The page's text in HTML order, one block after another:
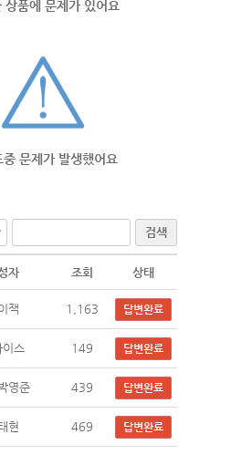
상품에 문제가 있어요
중 문제가 발생했어요
검색
자 조회 상태
잭 1,163 답변완료
이스 149 답변완료
영준 439 답변완료
현 469 답변완료